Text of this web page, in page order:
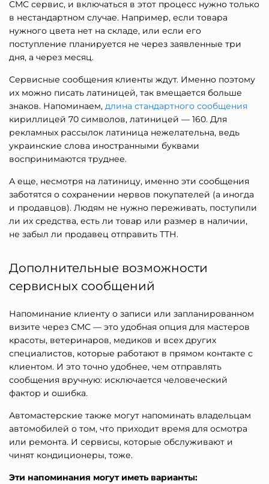
СМС сервис, и включаться в этот процесс нужно только
в нестандартном случае. Например, если товара
нужного цвета нет на складе, или если его
поступление планируется не через заявленные три
дня, а через месяц.
Сервисные сообщения клиенты ждут. Именно поэтому
их можно писать латиницей, так вмещается больше
знаков. Напоминаем, длина стандартного сообщения
кириллицей 70 символов, латиницей — 160. Для
рекламных рассылок латиница нежелательна, ведь
украинские слова иностранными буквами
воспринимаются труднее.
А еще, несмотря на латиницу, именно эти сообщения
заботятся о сохранении нервов покупателей (а иногда
и продавцов). Людям не нужно переживать, поступили
ли их средства, есть ли товар или размер в наличии,
не забыл ли продавец отправить ТТН.
Дополнительные возможности
сервисных сообщений
Напоминание клиенту о записи или запланированном
визите через СМС — это удобная опция для мастеров
красоты, ветеринаров, медиков и всех других
специалистов, которые работают в прямом контакте с
клиентом. И это точно удобнее, чем отправлять
сообщения вручную: исключается человеческий
фактор и ошибка.
Автомастерские также могут напоминать владельцам
автомобилей о том, что приходит время для осмотра
или ремонта. И сервисы, которые обслуживают и
чинят кондиционеры, тоже.
Эти напоминания могут иметь варианты: